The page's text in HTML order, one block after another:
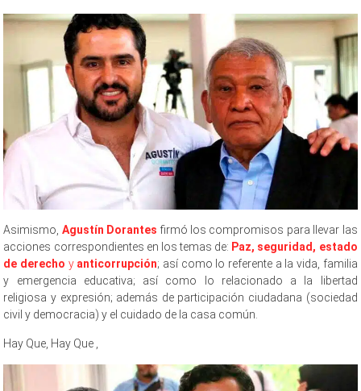
Asimismo, Agustín Dorantes firmó los compromisos para llevar las
acciones correspondientes en los temas de: Paz, seguridad, estado
de derecho y anticorrupción; así como lo referente a la vida, familia
y emergencia educativa; así como lo relacionado a la libertad
religiosa y expresión; además de participación ciudadana (sociedad
civil y democracia) y el cuidado de la casa común.
Hay Que, Hay Que ,